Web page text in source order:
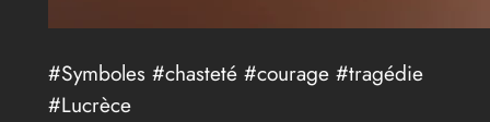
#Symboles #chasteté #courage #tragédie
#Lucrèce